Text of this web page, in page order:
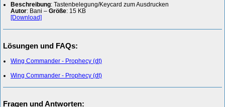
Beschreibung: Tastenbelegung/Keycard zum Ausdrucken
Autor: Bani – Größe: 15 KB
[Download]
Lösungen und FAQs:
Wing Commander - Prophecy (dt)
Wing Commander - Prophecy (dt)
Fragen und Antworten: